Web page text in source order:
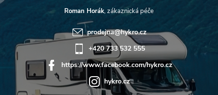
Roman Horák
prodejna@hykro.cz
+420 733 532 555
https://www.facebook.com/hykro.cz
hykro.cz